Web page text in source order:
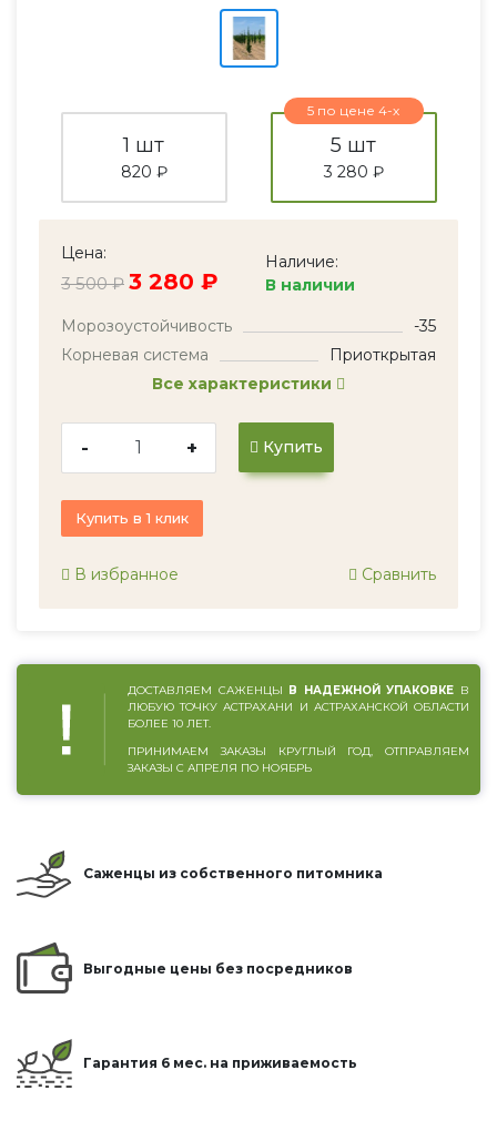
1 шт
820 ₽
5 по цене 4-х
5 шт
3 280 ₽
Цена:
3 500 ₽ 3 280 ₽
Наличие:
В наличии
Морозоустойчивость
-35
Корневая система
Приоткрытая
Все характеристики
- + Купить
Купить в 1 клик
В избранное Сравнить
ДОСТАВЛЯЕМ САЖЕНЦЫ В НАДЕЖНОЙ УПАКОВКЕ В
ЛЮБУЮ ТОЧКУ АСТРАХАНИ И АСТРАХАНСКОЙ ОБЛАСТИ
БОЛЕЕ 10 ЛЕТ.
ПРИНИМАЕМ ЗАКАЗЫ КРУГЛЫЙ ГОД, ОТПРАВЛЯЕМ
ЗАКАЗЫ С АПРЕЛЯ ПО НОЯБРЬ
Саженцы из собственного питомника
Выгодные цены без посредников
Гарантия 6 мес. на приживаемость